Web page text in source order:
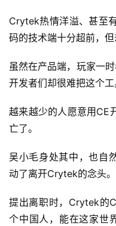
Crytek热情洋溢、甚至
码的技术端十分超前，但
虽然在产品端，玩家一
开发者们却很难把这个工
越来越少的人愿意用CE
亡了。
吴小毛身处其中，也自
动了离开Crytek的念头。
提出离职时，Crytek
个中国人，能在这家世